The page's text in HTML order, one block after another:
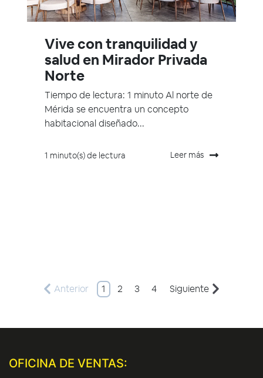
Vive con tranquilidad y
salud en Mirador Privada
Norte
Tiempo de lectura: 1 minuto Al norte de
Mérida se encuentra un concepto
habitacional diseñado...
1 minuto(s) de lectura Leer más
Anterior 1 2 3 4 Siguiente
OFICINA DE VENTAS: